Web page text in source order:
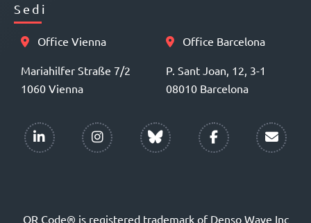
Sedi
Office Vienna
Mariahilfer Straße 7/2
1060 Vienna
Office Barcelona
P. Sant Joan, 12, 3-1
08010 Barcelona
QR Code® is registered trademark of Denso Wave Inc